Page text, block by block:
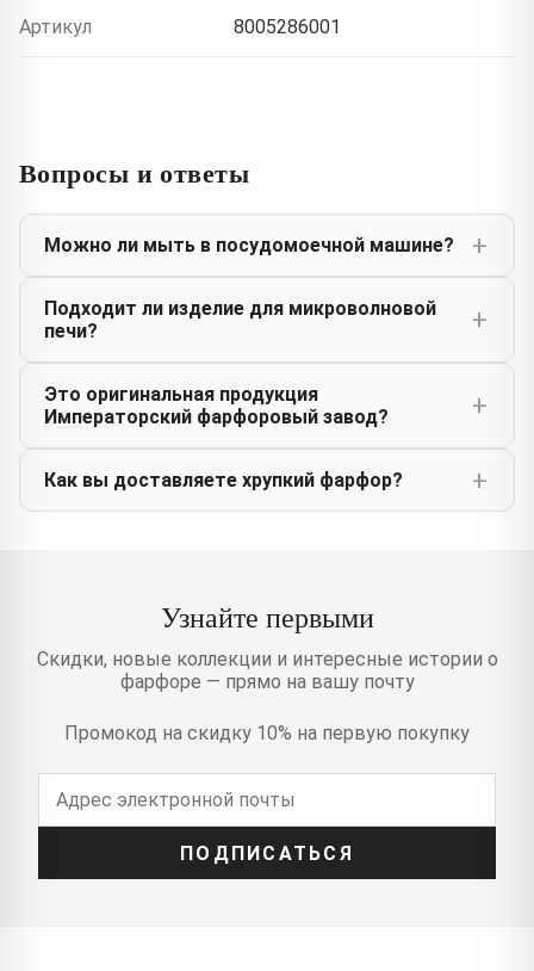
Артикул 8005286001
Вопросы и ответы
Можно ли мыть в посудомоечной машине?
Подходит ли изделие для микроволновой
печи?
Это оригинальная продукция
Императорский фарфоровый завод?
Как вы доставляете хрупкий фарфор?
Узнайте первыми
Скидки, новые коллекции и интересные истории о
фарфоре — прямо на вашу почту
Промокод на скидку 10% на первую покупку
ПОДПИСАТЬСЯ